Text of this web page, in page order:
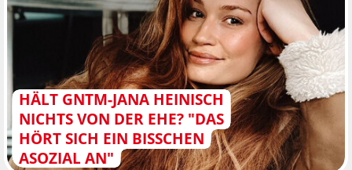
HÄLT GNTM-JANA HEINISCH
NICHTS VON DER EHE? "DAS
HÖRT SICH EIN BISSCHEN
ASOZIAL AN"